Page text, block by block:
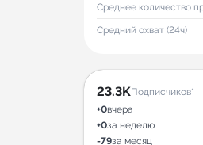
Среднее количество
Средний охват (24ч)
23.3KПодписчиков*
+0вчера
+0за неделю
-79за месяц